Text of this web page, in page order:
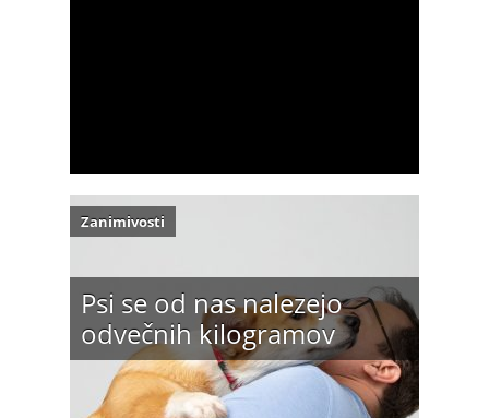
Psi se od nas nalezejo
odvečnih kilogramov
Zanimivosti